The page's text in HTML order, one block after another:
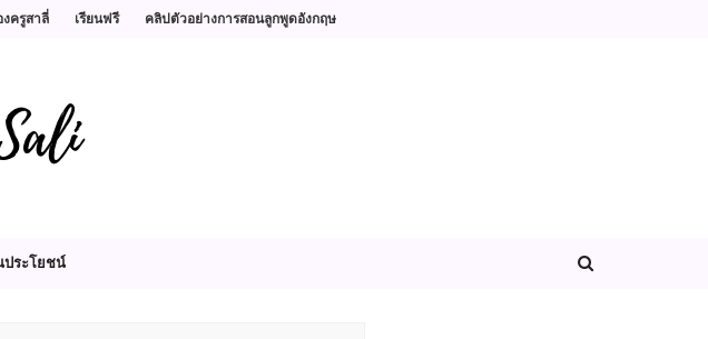
ครูสาลี่ เรียนฟรี คลิปตัวอย่างการสอนลูกพูดอังกฤษ
ประโยชน์